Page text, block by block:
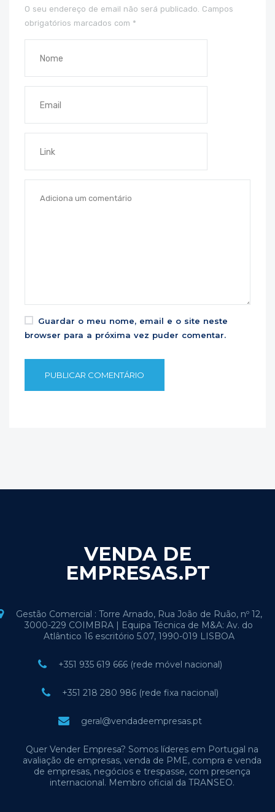
O seu endereço de email não será publicado. Campos
obrigatórios marcados com *
Guardar o meu nome, email e o site neste
browser para a próxima vez puder comentar.
VENDA DE
EMPRESAS.PT
Gestão Comercial : Torre Arnado, Rua João de Ruão, nº 12,
3000-229 COIMBRA | Equipa Técnica de M&A: Av. do
Atlântico 16 escritório 5.07, 1990-019 LISBOA
+351 935 619 666 (rede móvel nacional)
+351 218 280 986 (rede fixa nacional)
geral@vendadeempresas.pt
Quer Vender Empresa? Somos líderes em Portugal na
avaliação de empresas, venda de PME, compra e venda
de empresas, negócios e trespasse, com presença
internacional. Membro oficial da TRANSEO.